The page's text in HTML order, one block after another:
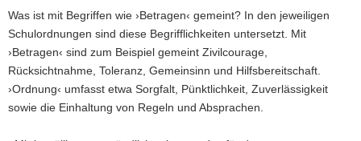
Was ist mit Begriffen wie ›Betragen‹ gemeint? In den jeweiligen
Schulordnungen sind diese Begrifflichkeiten untersetzt. Mit
›Betragen‹ sind zum Beispiel gemeint Zivilcourage,
Rücksichtnahme, Toleranz, Gemeinsinn und Hilfsbereitschaft.
›Ordnung‹ umfasst etwa Sorgfalt, Pünktlichkeit, Zuverlässigkeit
sowie die Einhaltung von Regeln und Absprachen.